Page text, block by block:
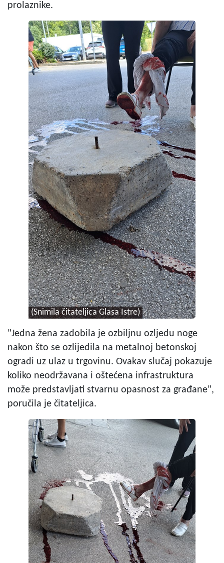
prolaznike.
(Snimila čitateljica Glasa Istre)
"Jedna žena zadobila je ozbiljnu ozljedu noge
nakon što se ozlijedila na metalnoj betonskoj
ogradi uz ulaz u trgovinu. Ovakav slučaj pokazuje
koliko neodržavana i oštećena infrastruktura
može predstavljati stvarnu opasnost za građane",
poručila je čitateljica.